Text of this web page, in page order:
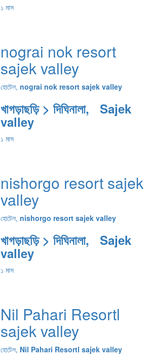
১ মাস
nograi nok resort
sajek valley
হোটেল,nograi nok resort sajek valley
খাগড়াছড়ি > দিঘিনালা, Sajek
valley
১ মাস
nishorgo resort sajek
valley
হোটেল,nishorgo resort sajek valley
খাগড়াছড়ি > দিঘিনালা, Sajek
valley
১ মাস
Nil Pahari Resortl
sajek valley
হোটেল, Nil Pahari Resortl sajek valley